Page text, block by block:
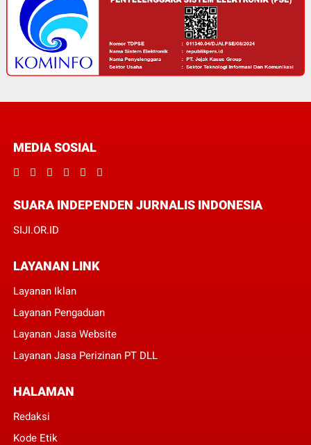
MEDIA SOSIAL
SUARA INDEPENDEN JURNALIS INDONESIA
SIJI.OR.ID
LAYANAN LINK
Layanan Iklan
Layanan Pengaduan
Layanan Jasa Website
Layanan Jasa Perizinan PT DLL
HALAMAN
Redaksi
Kode Etik